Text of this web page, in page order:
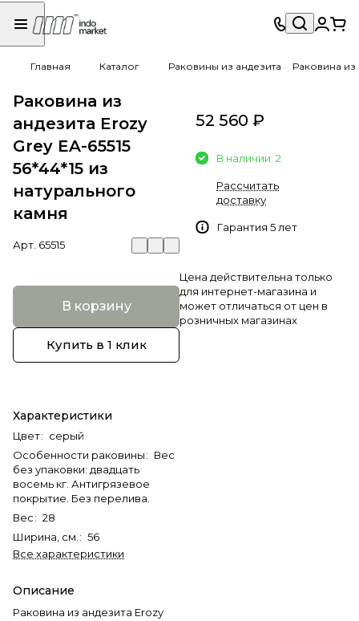
Главная Каталог Раковины из андезита Раковина из
Раковина из
андезита Erozy
Grey EA-65515
56*44*15 из
натурального
камня
Арт. 65515
В корзину
Купить в 1 клик
Характеристики
Цвет: серый
Особенности раковины: Вес
без упаковки: двадцать
восемь кг. Антигрязевое
покрытие. Без перелива.
Вес: 28
Ширина, см. : 56
Все характеристики
Описание
Раковина из андезита Erozy
52 560 ₽
В наличии: 2
Рассчитать
доставку
Гарантия 5 лет
Цена действительна только
для интернет-магазина и
может отличаться от цен в
розничных магазинах